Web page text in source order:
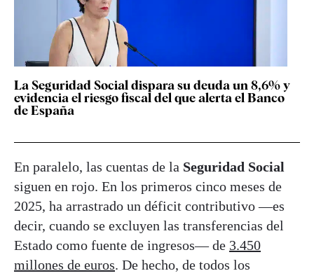
La Seguridad Social dispara su deuda un 8,6% y
evidencia el riesgo fiscal del que alerta el Banco
de España
En paralelo, las cuentas de la Seguridad Social
siguen en rojo. En los primeros cinco meses de
2025, ha arrastrado un déficit contributivo —es
decir, cuando se excluyen las transferencias del
Estado como fuente de ingresos— de 3.450
millones de euros. De hecho, de todos los